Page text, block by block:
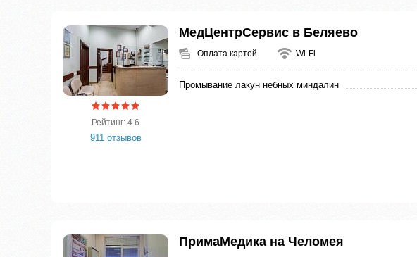
Рейтинг: 4.6
911 отзывов
МедЦентрСервис в Беляево
Оплата картой Wi-Fi
Промывание лакун небных миндалин
ПримаМедика на Челомея